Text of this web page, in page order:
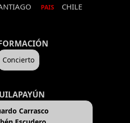
PAIS CHILE
Concierto
Carrasco